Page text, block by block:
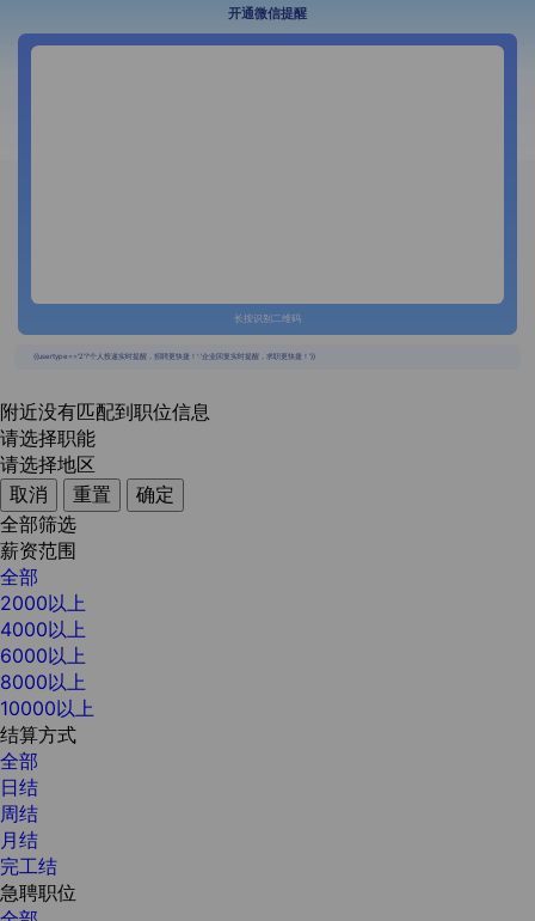
开通微信提醒
长按识别二维码
{{usertype=='2'?'个人投递实时提醒，招聘更快捷！':'企业回复实时提醒，求职更快捷！'}}
附近没有匹配到职位信息
请选择职能
请选择地区
取消
重置
确定
全部筛选
薪资范围
全部
2000以上
4000以上
6000以上
8000以上
10000以上
结算方式
全部
日结
周结
月结
完工结
急聘职位